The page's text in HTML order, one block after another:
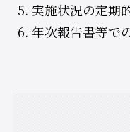
実施状況の定期
年次報告書等で